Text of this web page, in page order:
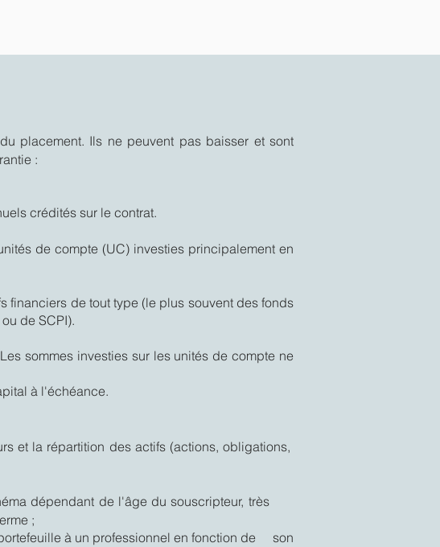
placement. Ils ne peuvent pas baisser et sont
:
crédités sur le contrat.
de compte (UC) investies principalement en
financiers de tout type (le plus souvent des fonds
de SCPI).
sommes investies sur les unités de compte ne
à l'échéance.
et la répartition des actifs (actions, obligations,
dépendant de l'âge du souscripteur, très
;
à un professionnel en fonction de son